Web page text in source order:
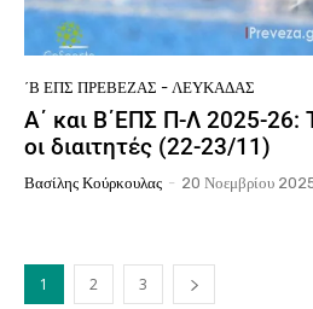
΄Β ΕΠΣ ΠΡΈΒΕΖΑΣ - ΛΕΥΚΆΔΑΣ
Α΄ και Β΄ΕΠΣ Π-Λ 2025-26:
οι διαιτητές (22-23/11)
Βασίλης Κούρκουλας - 20 Νοεμβρίου
1 2 3